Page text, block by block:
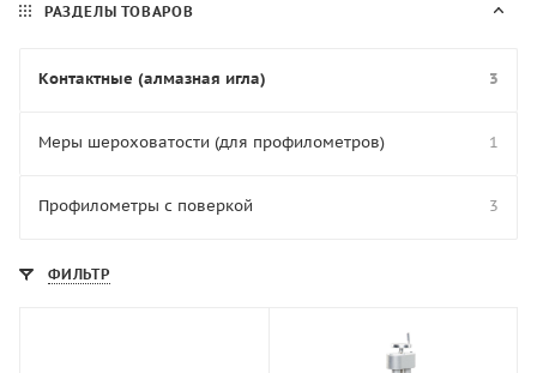
РАЗДЕЛЫ ТОВАРОВ
Контактные (алмазная игла) 3
Меры шероховатости (для профилометров) 1
Профилометры с поверкой 3
ФИЛЬТР